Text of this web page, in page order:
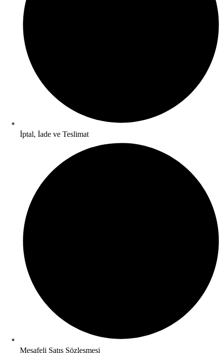
İptal, İade ve Teslimat
Mesafeli Satış Sözleşmesi